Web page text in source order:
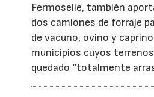
Fermoselle, también
dos camiones de forraje
de vacuno, ovino y
municipios cuyos
quedado “totalmente